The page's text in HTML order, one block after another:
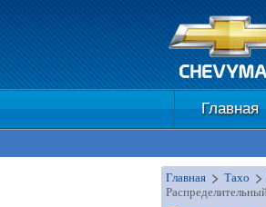
Главная
Главная Тахо